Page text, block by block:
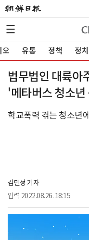
오 유통 정책 정치
법무법인 대륙아
'메타버스 청소
학교폭력 겪는 청소년
김민정 기자
입력 2022.08.26. 18:15